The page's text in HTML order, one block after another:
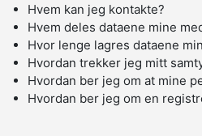
Hvem kan jeg kontakte?
Hvem deles dataene mine
Hvor lenge lagres dataene
Hvordan trekker jeg mitt
Hvordan ber jeg om at mine
Hvordan ber jeg om en